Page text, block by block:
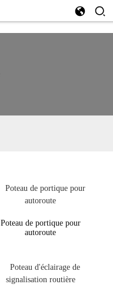
Poteau de portique pour
autoroute